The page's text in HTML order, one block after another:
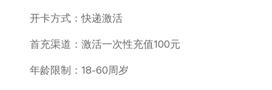
开卡方式：快递激活
首充渠道：激活一次性充值100元
年龄限制：18-60周岁